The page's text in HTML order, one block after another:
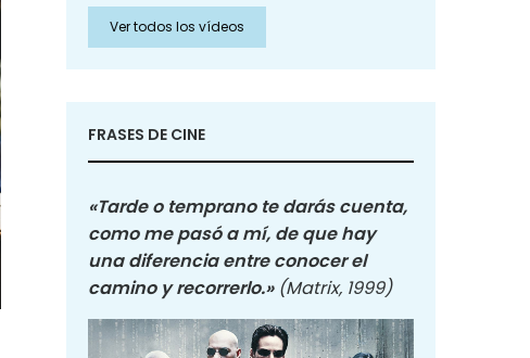
Aceptar cookies de Redes
Sociales
Ver todos los vídeos
FRASES DE CINE
«Tarde o temprano te darás cuenta,
como me pasó a mí, de que hay
una diferencia entre conocer el
camino y recorrerlo.» (Matrix, 1999)